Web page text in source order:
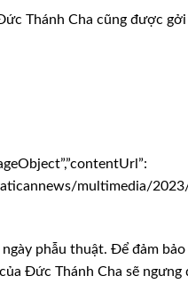
Thánh Cha cũng được gởi
multimedia/
phẫu thuật. Để đảm
Đức Thánh Cha sẽ ngưng